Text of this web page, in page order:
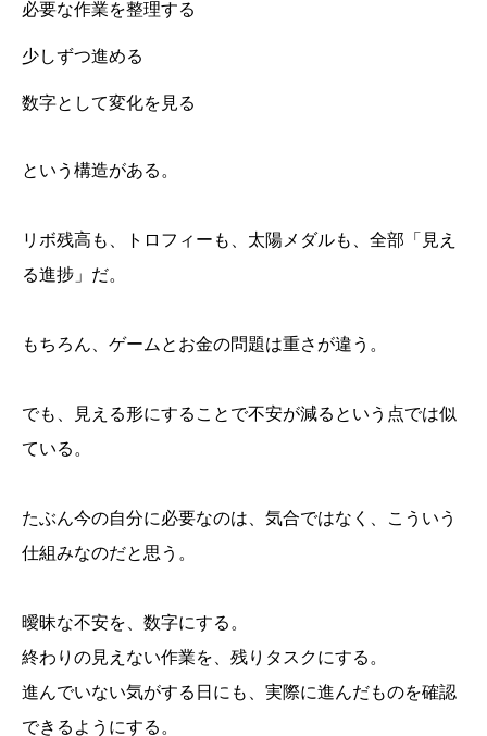
必要な作業を整理する
少しずつ進める
数字として変化を見る
という構造がある。
リボ残高も、トロフィーも、太陽メダルも、全部「見え
る進捗」だ。
もちろん、ゲームとお金の問題は重さが違う。
でも、見える形にすることで不安が減るという点では似
ている。
たぶん今の自分に必要なのは、気合ではなく、こういう
仕組みなのだと思う。
曖昧な不安を、数字にする。
終わりの見えない作業を、残りタスクにする。
進んでいない気がする日にも、実際に進んだものを確認
できるようにする。